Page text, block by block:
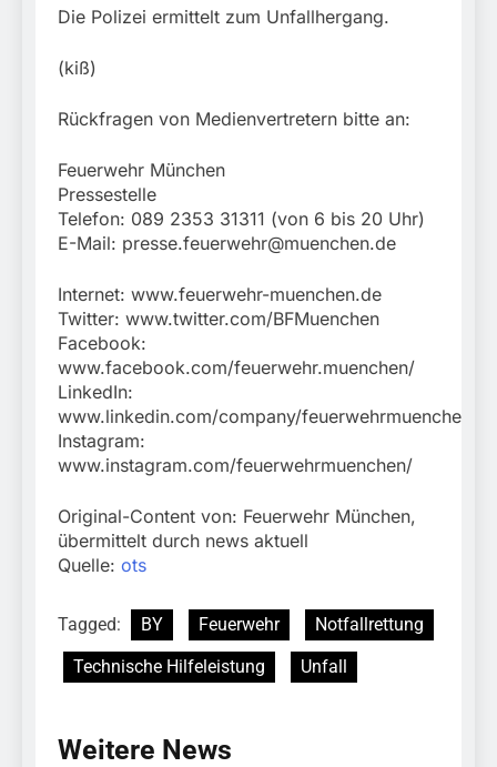
Die Polizei ermittelt zum Unfallhergang.
(kiß)
Rückfragen von Medienvertretern bitte an:
Feuerwehr München
Pressestelle
Telefon: 089 2353 31311 (von 6 bis 20 Uhr)
E-Mail: presse.feuerwehr@muenchen.de
Internet: www.feuerwehr-muenchen.de
Twitter: www.twitter.com/BFMuenchen
Facebook:
www.facebook.com/feuerwehr.muenchen/
LinkedIn:
www.linkedin.com/company/feuerwehrmuenchen
Instagram:
www.instagram.com/feuerwehrmuenchen/
Original-Content von: Feuerwehr München,
übermittelt durch news aktuell
Quelle: ots
Tagged: BY Feuerwehr
Notfallrettung
Technische Hilfeleistung
Unfall
Weitere News